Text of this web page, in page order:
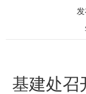
基建处召